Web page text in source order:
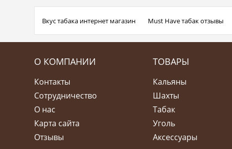
Вкус табака интернет магазин Must Have табак отзывы
О КОМПАНИИ
Контакты
Сотрудничество
О нас
Карта сайта
Отзывы
ТОВАРЫ
Кальяны
Шахты
Табак
Уголь
Аксессуары